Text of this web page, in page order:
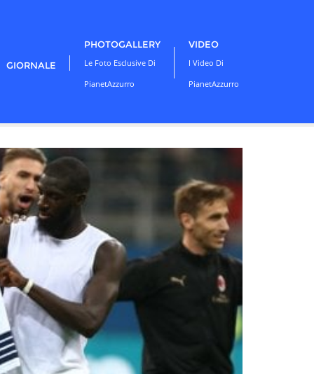
GIORNALE
PHOTOGALLERY
Le Foto Esclusive Di
PianetAzzurro
VIDEO
I Video Di
PianetAzzurro